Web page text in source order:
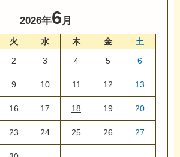
2026年6 月
火 水 木 金
土
2 3 4 5 6
9 10 11 12 13
16 17 18 19 20
23 24 25 26 27